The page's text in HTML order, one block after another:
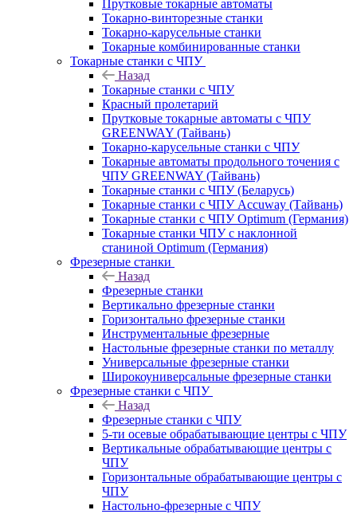
Прутковые токарные автоматы
Токарно-винторезные станки
Токарно-карусельные станки
Токарные комбинированные станки
Токарные станки с ЧПУ
Назад
Токарные станки с ЧПУ
Красный пролетарий
Прутковые токарные автоматы с ЧПУ
GREENWAY (Тайвань)
Токарно-карусельные станки с ЧПУ
Токарные автоматы продольного точения с
ЧПУ GREENWAY (Тайвань)
Токарные станки с ЧПУ (Беларусь)
Токарные станки с ЧПУ Accuway (Тайвань)
Токарные станки с ЧПУ Optimum (Германия)
Токарные станки ЧПУ с наклонной
станиной Optimum (Германия)
Фрезерные станки
Назад
Фрезерные станки
Вертикально фрезерные станки
Горизонтально фрезерные станки
Инструментальные фрезерные
Настольные фрезерные станки по металлу
Универсальные фрезерные станки
Широкоуниверсальные фрезерные станки
Фрезерные станки с ЧПУ
Назад
Фрезерные станки с ЧПУ
5-ти осевые обрабатывающие центры с ЧПУ
Вертикальные обрабатывающие центры с
ЧПУ
Горизонтальные обрабатывающие центры с
ЧПУ
Настольно-фрезерные с ЧПУ